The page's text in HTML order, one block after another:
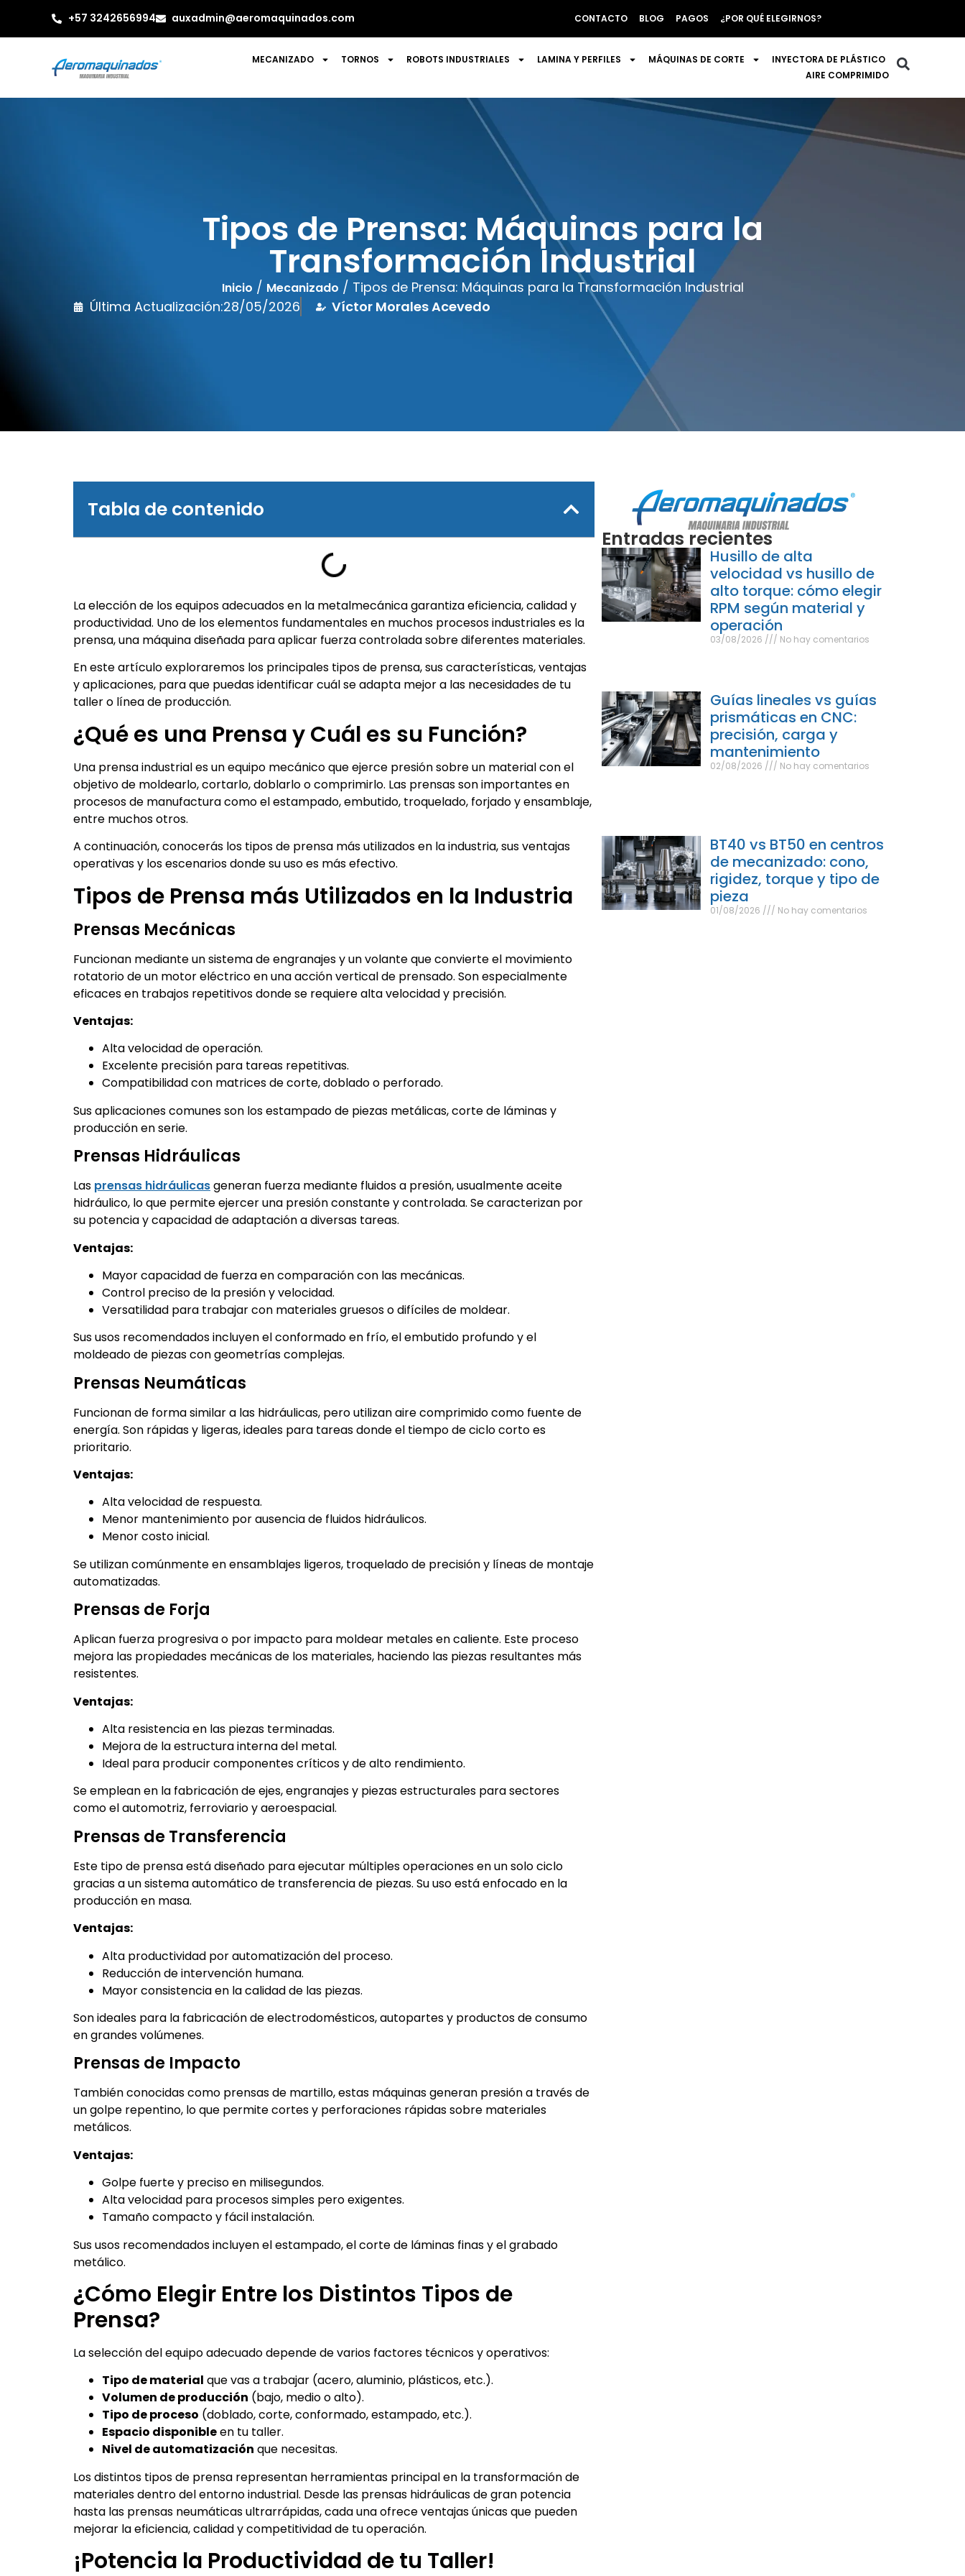
+57 3242656994 auxadmin@aeromaquinados.com CONTACTO BLOG PAGOS ¿POR QUÉ ELEGIRNOS?
MECANIZADO TORNOS ROBOTS INDUSTRIALES LAMINA Y PERFILES MÁQUINAS DE CORTE
INYECTORA DE PLÁSTICO
AIRE COMPRIMIDO
Tipos de Prensa: Máquinas para la
Transformación Industrial
Inicio / Mecanizado / Tipos de Prensa: Máquinas para la Transformación Industrial
Última Actualización:28/05/2026 Víctor Morales Acevedo
Tabla de contenido
La elección de los equipos adecuados en la metalmecánica garantiza eficiencia, calidad y
productividad. Uno de los elementos fundamentales en muchos procesos industriales es la
prensa, una máquina diseñada para aplicar fuerza controlada sobre diferentes materiales.
En este artículo exploraremos los principales tipos de prensa, sus características, ventajas
y aplicaciones, para que puedas identificar cuál se adapta mejor a las necesidades de tu
taller o línea de producción.
¿Qué es una Prensa y Cuál es su Función?
Una prensa industrial es un equipo mecánico que ejerce presión sobre un material con el
objetivo de moldearlo, cortarlo, doblarlo o comprimirlo. Las prensas son importantes en
procesos de manufactura como el estampado, embutido, troquelado, forjado y ensamblaje,
entre muchos otros.
A continuación, conocerás los tipos de prensa más utilizados en la industria, sus ventajas
operativas y los escenarios donde su uso es más efectivo.
Tipos de Prensa más Utilizados en la Industria
Prensas Mecánicas
Funcionan mediante un sistema de engranajes y un volante que convierte el movimiento
rotatorio de un motor eléctrico en una acción vertical de prensado. Son especialmente
eficaces en trabajos repetitivos donde se requiere alta velocidad y precisión.
Ventajas:
Alta velocidad de operación.
Excelente precisión para tareas repetitivas.
Compatibilidad con matrices de corte, doblado o perforado.
Sus aplicaciones comunes son los estampado de piezas metálicas, corte de láminas y
producción en serie.
Prensas Hidráulicas
Las prensas hidráulicasgeneran fuerza mediante fluidos a presión, usualmente aceite
hidráulico, lo que permite ejercer una presión constante y controlada. Se caracterizan por
su potencia y capacidad de adaptación a diversas tareas.
Ventajas:
Mayor capacidad de fuerza en comparación con las mecánicas.
Control preciso de la presión y velocidad.
Versatilidad para trabajar con materiales gruesos o difíciles de moldear.
Sus usos recomendados incluyen el conformado en frío, el embutido profundo y el
moldeado de piezas con geometrías complejas.
Prensas Neumáticas
Funcionan de forma similar a las hidráulicas, pero utilizan aire comprimido como fuente de
energía. Son rápidas y ligeras, ideales para tareas donde el tiempo de ciclo corto es
prioritario.
Ventajas:
Alta velocidad de respuesta.
Menor mantenimiento por ausencia de fluidos hidráulicos.
Menor costo inicial.
Se utilizan comúnmente en ensamblajes ligeros, troquelado de precisión y líneas de montaje
automatizadas.
Prensas de Forja
Aplican fuerza progresiva o por impacto para moldear metales en caliente. Este proceso
mejora las propiedades mecánicas de los materiales, haciendo las piezas resultantes más
resistentes.
Ventajas:
Alta resistencia en las piezas terminadas.
Mejora de la estructura interna del metal.
Ideal para producir componentes críticos y de alto rendimiento.
Se emplean en la fabricación de ejes, engranajes y piezas estructurales para sectores
como el automotriz, ferroviario y aeroespacial.
Prensas de Transferencia
Este tipo de prensa está diseñado para ejecutar múltiples operaciones en un solo ciclo
gracias a un sistema automático de transferencia de piezas. Su uso está enfocado en la
producción en masa.
Ventajas:
Alta productividad por automatización del proceso.
Reducción de intervención humana.
Mayor consistencia en la calidad de las piezas.
Son ideales para la fabricación de electrodomésticos, autopartes y productos de consumo
en grandes volúmenes.
Prensas de Impacto
También conocidas como prensas de martillo, estas máquinas generan presión a través de
un golpe repentino, lo que permite cortes y perforaciones rápidas sobre materiales
metálicos.
Ventajas:
Golpe fuerte y preciso en milisegundos.
Alta velocidad para procesos simples pero exigentes.
Tamaño compacto y fácil instalación.
Sus usos recomendados incluyen el estampado, el corte de láminas finas y el grabado
metálico.
¿Cómo Elegir Entre los Distintos Tipos de
Prensa?
La selección del equipo adecuado depende de varios factores técnicos y operativos:
Tipo de material que vas a trabajar (acero, aluminio, plásticos, etc.).
Volumen de producción (bajo, medio o alto).
Tipo de proceso (doblado, corte, conformado, estampado, etc.).
Espacio disponibleen tu taller.
Nivel de automatización que necesitas.
Los distintos tipos de prensa representan herramientas principal en la transformación de
materiales dentro del entorno industrial. Desde las prensas hidráulicas de gran potencia
hasta las prensas neumáticas ultrarrápidas, cada una ofrece ventajas únicas que pueden
mejorar la eficiencia, calidad y competitividad de tu operación.
¡Potencia la Productividad de tu Taller!
Entradas recientes
Husillo de alta
velocidad vs husillo de
alto torque: cómo elegir
RPM según material y
operación
03/08/2026 No hay comentarios
Guías lineales vs guías
prismáticas en CNC:
precisión, carga y
mantenimiento
02/08/2026 No hay comentarios
BT40 vs BT50 en centros
de mecanizado: cono,
rigidez, torque y tipo de
pieza
01/08/2026 No hay comentarios